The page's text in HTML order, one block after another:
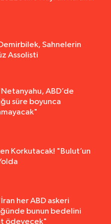
Sahnelerin
Assolisti
ABD’de
süre boyunca
Korkutacak! "Bulut’un
her ABD askeri
bunun bedelini
ödeyecek"